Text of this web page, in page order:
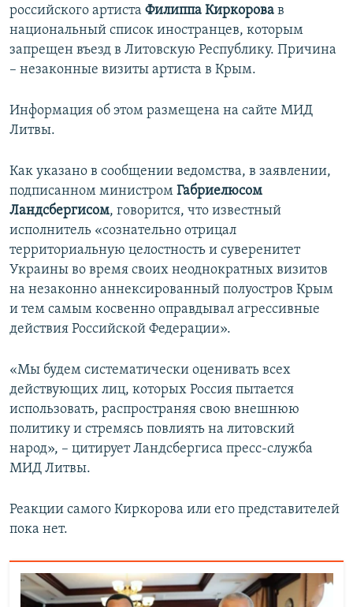
российского артиста Филиппа Киркорова в
национальный список иностранцев, которым
запрещен въезд в Литовскую Республику. Причина
– незаконные визиты артиста в Крым.
Информация об этом размещена на сайте МИД
Литвы.
Как указано в сообщении ведомства, в заявлении,
подписанном министром Габриелюсом
Ландсбергисом, говорится, что известный
исполнитель «сознательно отрицал
территориальную целостность и суверенитет
Украины во время своих неоднократных визитов
на незаконно аннексированный полуостров Крым
и тем самым косвенно оправдывал агрессивные
действия Российской Федерации».
«Мы будем систематически оценивать всех
действующих лиц, которых Россия пытается
использовать, распространяя свою внешнюю
политику и стремясь повлиять на литовский
народ», – цитирует Ландсбергиса пресс-служба
МИД Литвы.
Реакции самого Киркорова или его представителей
пока нет.